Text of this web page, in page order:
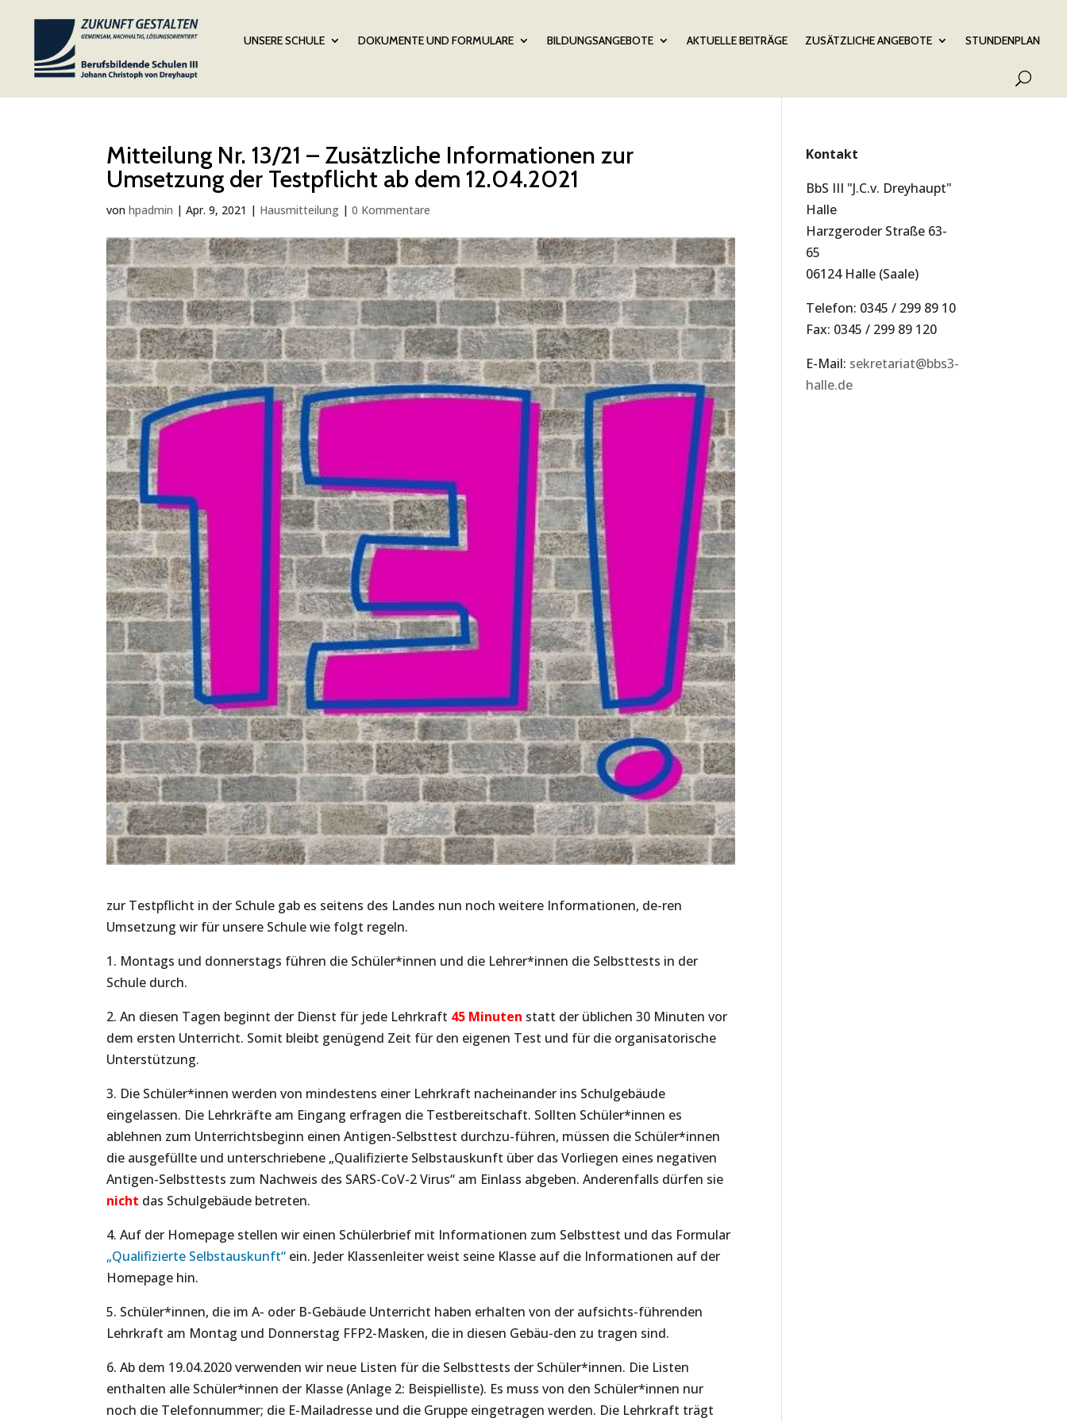
UNSERE SCHULE DOKUMENTE UND FORMULARE BILDUNGSANGEBOTE AKTUELLE BEITRÄGE ZUSÄTZLICHE ANGEBOTE STUNDENPLAN
Mitteilung Nr. 13/21 – Zusätzliche Informationen zur
Umsetzung der Testpflicht ab dem 12.04.2021
vonhpadmin |Apr. 9, 2021 | Hausmitteilung |0 Kommentare
zur Testpflicht in der Schule gab es seitens des Landes nun noch weitere Informationen, de-ren
Umsetzung wir für unsere Schule wie folgt regeln.
1. Montags und donnerstags führen die Schüler*innen und die Lehrer*innen die Selbsttests in der
Schule durch.
2. An diesen Tagen beginnt der Dienst für jede Lehrkraft 45 Minuten statt der üblichen 30 Minuten vor
dem ersten Unterricht. Somit bleibt genügend Zeit für den eigenen Test und für die organisatorische
Unterstützung.
3. Die Schüler*innen werden von mindestens einer Lehrkraft nacheinander ins Schulgebäude
eingelassen. Die Lehrkräfte am Eingang erfragen die Testbereitschaft. Sollten Schüler*innen es
ablehnen zum Unterrichtsbeginn einen Antigen-Selbsttest durchzu-führen, müssen die Schüler*innen
die ausgefüllte und unterschriebene „Qualifizierte Selbstauskunft über das Vorliegen eines negativen
Antigen-Selbsttests zum Nachweis des SARS-CoV-2 Virus“ am Einlass abgeben. Anderenfalls dürfen sie
nicht das Schulgebäude betreten.
4. Auf der Homepage stellen wir einen Schülerbrief mit Informationen zum Selbsttest und das Formular
„Qualifizierte Selbstauskunft“ ein. Jeder Klassenleiter weist seine Klasse auf die Informationen auf der
Homepage hin.
5. Schüler*innen, die im A- oder B-Gebäude Unterricht haben erhalten von der aufsichts-führenden
Lehrkraft am Montag und Donnerstag FFP2-Masken, die in diesen Gebäu-den zu tragen sind.
6. Ab dem 19.04.2020 verwenden wir neue Listen für die Selbsttests der Schüler*innen. Die Listen
enthalten alle Schüler*innen der Klasse (Anlage 2: Beispielliste). Es muss von den Schüler*innen nur
noch die Telefonnummer; die E-Mailadresse und die Gruppe eingetragen werden. Die Lehrkraft trägt
Kontakt
BbS III "J.C.v. Dreyhaupt"
Halle
Harzgeroder Straße 63-
65
06124 Halle (Saale)
Telefon: 0345 / 299 89 10
Fax: 0345 / 299 89 120
E-Mail: sekretariat@bbs3-
halle.de